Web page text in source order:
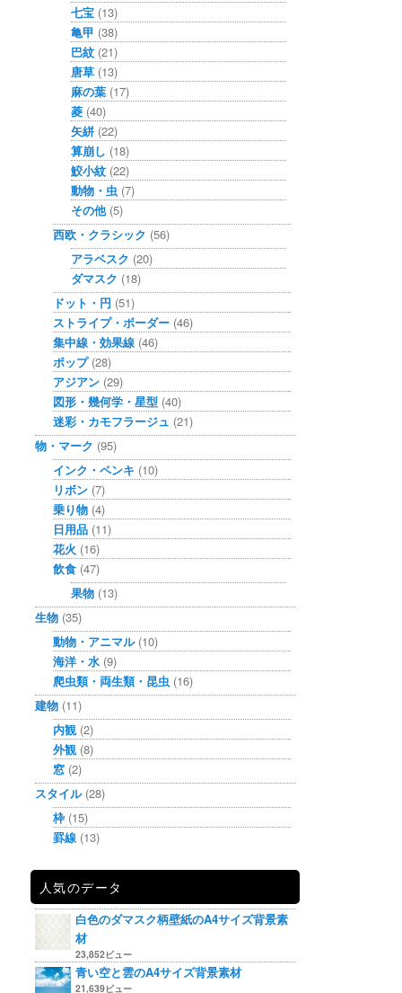
七宝 (13)
亀甲 (38)
巴紋 (21)
唐草 (13)
麻の葉 (17)
菱 (40)
矢絣 (22)
算崩し (18)
鮫小紋 (22)
動物・虫 (7)
その他(5)
西欧・クラシック (56)
アラベスク (20)
ダマスク (18)
ドット・円 (51)
ストライプ・ボーダー (46)
集中線・効果線 (46)
ポップ(28)
アジアン (29)
図形・幾何学・星型 (40)
迷彩・カモフラージュ (21)
物・マーク (95)
インク・ペンキ (10)
リボン (7)
乗り物 (4)
日用品 (11)
花火 (16)
飲食 (47)
果物 (13)
生物 (35)
動物・アニマル(10)
海洋・水 (9)
爬虫類・両生類・昆虫 (16)
建物 (11)
内観 (2)
外観 (8)
窓 (2)
スタイル(28)
枠 (15)
罫線 (13)
人気のデータ
白色のダマスク柄壁紙のA4サイズ背景素
材
23,852ビュー
青い空と雲のA4サイズ背景素材
21,639ビュー